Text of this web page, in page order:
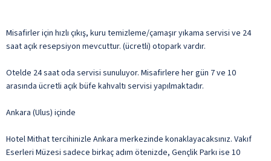
Misafirler için hızlı çıkış, kuru temizleme/çamaşır yıkama servisi ve 24
saat açık resepsiyon mevcuttur. (ücretli) otopark vardır.
Otelde 24 saat oda servisi sunuluyor. Misafirlere her gün 7 ve 10
arasında ücretli açık büfe kahvaltı servisi yapılmaktadır.
Ankara (Ulus) içinde
Hotel Mithat tercihinizle Ankara merkezinde konaklayacaksınız. Vakıf
Eserleri Müzesi sadece birkaç adım ötenizde, Gençlik Parkı ise 10